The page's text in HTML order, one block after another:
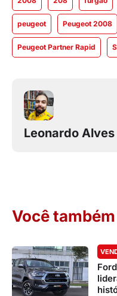
peugeot Peugeot 2008
Peugeot Partner Rapid
Leonardo Alves
Você